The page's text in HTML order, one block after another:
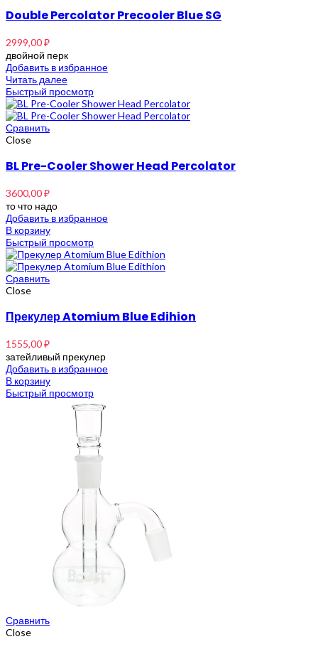
Double Percolator Precooler Blue SG
2999,00₽
двойной перк
Добавить в избранное
Читать далее
Быстрый просмотр
Сравнить
Close
BL Pre-Cooler Shower Head Percolator
3600,00₽
то что надо
Добавить в избранное
В корзину
Быстрый просмотр
Сравнить
Close
Прекулер Atomium Blue Edihion
1555,00₽
затейливый прекулер
Добавить в избранное
В корзину
Быстрый просмотр
Сравнить
Close